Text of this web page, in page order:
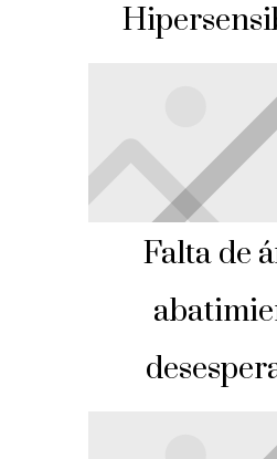
Falta de